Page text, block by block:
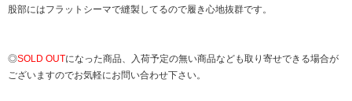
股部にはフラットシーマで縫製してるので履き心地抜群です。
◎SOLD OUTになった商品、入荷予定の無い商品なども取り寄せできる場合が
ございますのでお気軽にお問い合わせ下さい。